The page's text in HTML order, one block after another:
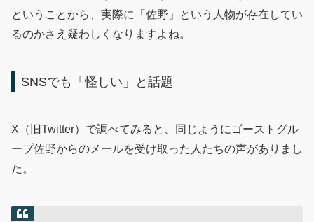
ということから、実際に「佐野」という人物が存在してい
るのかさえ疑わしくなりますよね。
SNSでも「怪しい」と話題
X（旧Twitter）で調べてみると、同じようにゴーストグル
ープ佐野からのメールを受け取った人たちの声がありまし
た。